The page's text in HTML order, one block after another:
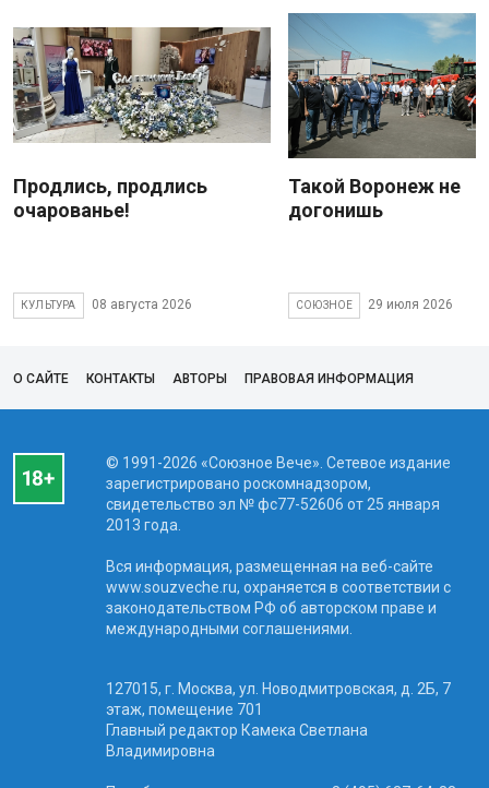
Продлись, продлись
очарованье!
КУЛЬТУРА 08 августа 2026
Такой Воронеж не
догонишь
СОЮЗНОЕ 29 июля 2026
О САЙТЕ КОНТАКТЫ АВТОРЫ ПРАВОВАЯ ИНФОРМАЦИЯ
© 1991-2026 «Союзное Вече». Сетевое издание
зарегистрировано роскомнадзором,
свидетельство эл № фc77-52606 от 25 января
2013 года.
Вся информация, размещенная на веб-сайте
www.souzveche.ru, охраняется в соответствии с
законодательством РФ об авторском праве и
международными соглашениями.
127015, г. Москва, ул. Новодмитровская, д. 2Б, 7
этаж, помещение 701
Главный редактор Камека Светлана
Владимировна